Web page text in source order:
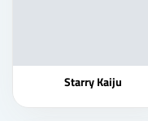
Starry Kaiju